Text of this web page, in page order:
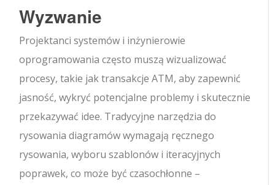
Wyzwanie
Projektanci systemów i inżynierowie
oprogramowania często muszą wizualizować
procesy, takie jak transakcje ATM, aby zapewnić
jasność, wykryć potencjalne problemy i skutecznie
przekazywać idee. Tradycyjne narzędzia do
rysowania diagramów wymagają ręcznego
rysowania, wyboru szablonów i iteracyjnych
poprawek, co może być czasochłonne –